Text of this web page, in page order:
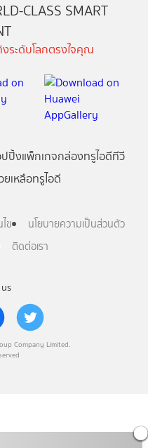
Company Limited.
CLASS SMART
ระดับโลกตรงใจคุณ
ปิ้งแพ็กเกจกล่องทรูไอดีทีวี
เหลือทรูไอดี
ข
นโยบายความเป็นส่วนตัว
ติดต่อเรา